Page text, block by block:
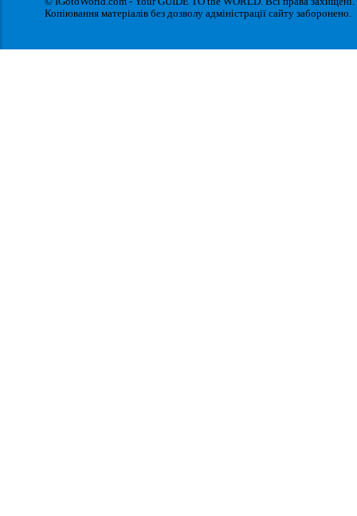
Копіювання матеріалів без дозволу адміністрації сайту заборонено.